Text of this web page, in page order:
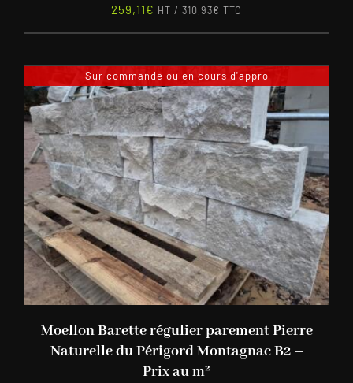
259,11€ HT / 310,93€ TTC
Sur commande ou en cours d'appro
Moellon Barette régulier parement Pierre
Naturelle du Périgord Montagnac B2 –
Prix au m²